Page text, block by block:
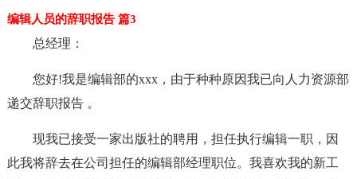
编辑人员的辞职报告 篇3
总经理：
您好!我是编辑部的xxx，由于种种原因我已向人力资源部
递交辞职报告 。
现我已接受一家出版社的聘用，担任执行编辑一职，因
此我将辞去在公司担任的编辑部经理职位。我喜欢我的新工